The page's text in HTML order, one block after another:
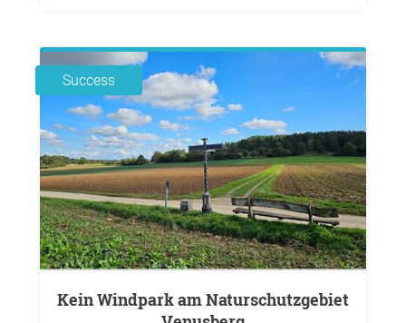
Success
Kein Windpark am Naturschutzgebiet